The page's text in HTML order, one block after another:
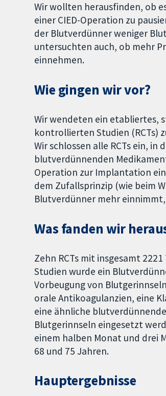
Wir wollten herausfinden, ob
einer CIED-Operation zu
der Blutverdünner weniger
untersuchten auch, ob mehr
einnehmen.
Wie gingen wir vor?
Wir wendeten ein etabliertes,
kontrollierten Studien (RCTs)
Wir schlossen alle RCTs ein,
blutverdünnenden
Operation zur Implantation
dem Zufallsprinzip (wie beim
Blutverdünner mehr
Was fanden wir
Zehn RCTs mit insgesamt
Studien wurde ein
Vorbeugung von
orale Antikoagulanzien, eine
eine ähnliche
Blutgerinnseln eingesetzt
einem halben Monat und drei
68 und 75 Jahren.
Hauptergebnisse